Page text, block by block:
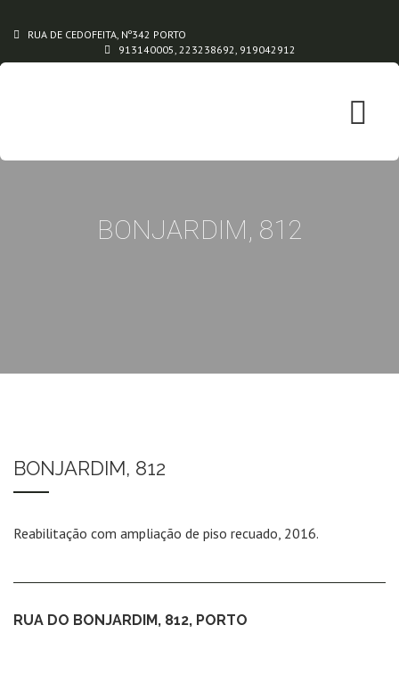
RUA DE CEDOFEITA, Nº342 PORTO
913140005, 223238692, 919042912
BONJARDIM, 812
BONJARDIM, 812
Reabilitação com ampliação de piso recuado, 2016.
RUA DO BONJARDIM, 812, PORTO